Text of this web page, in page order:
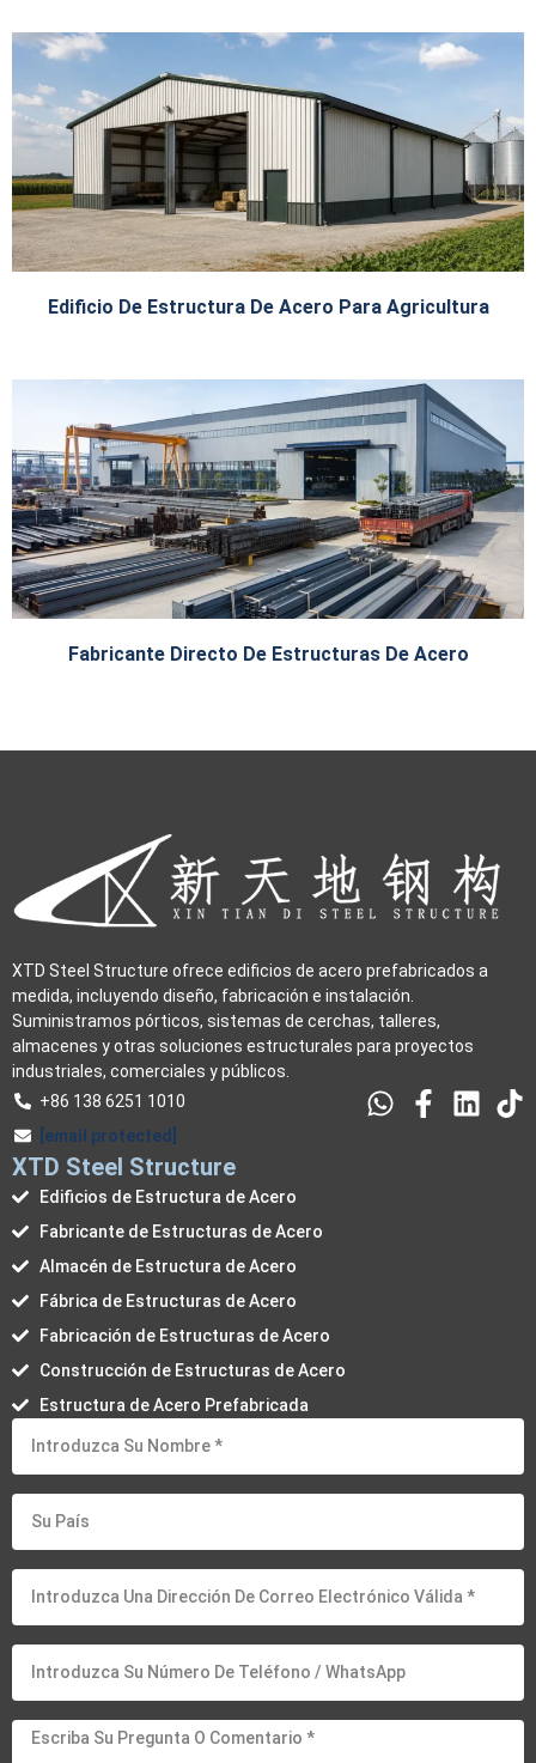
Edificio De Estructura De Acero Para Agricultura
Fabricante Directo De Estructuras De Acero
XTD Steel Structure ofrece edificios de acero prefabricados a
medida, incluyendo diseño, fabricación e instalación.
Suministramos pórticos, sistemas de cerchas, talleres,
almacenes y otras soluciones estructurales para proyectos
industriales, comerciales y públicos.
+86 138 6251 1010
[email protected]
XTD Steel Structure
Edificios de Estructura de Acero
Fabricante de Estructuras de Acero
Almacén de Estructura de Acero
Fábrica de Estructuras de Acero
Fabricación de Estructuras de Acero
Construcción de Estructuras de Acero
Estructura de Acero Prefabricada